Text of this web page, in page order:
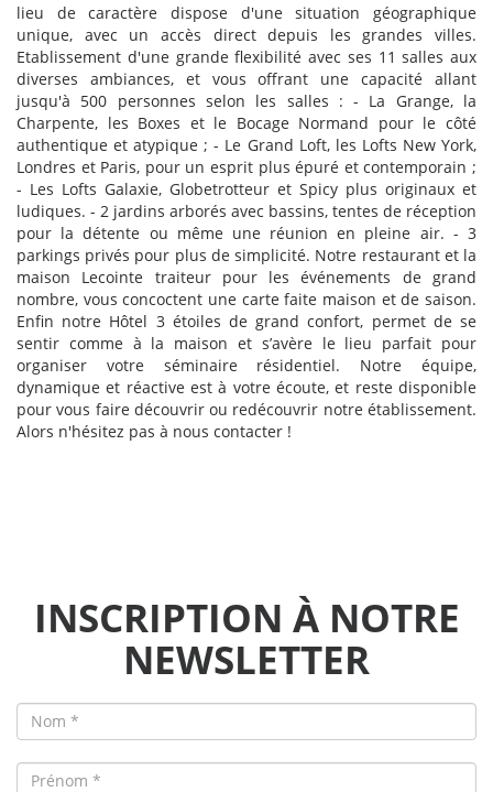
lieu de caractère dispose d'une situation géographique
unique, avec un accès direct depuis les grandes villes.
Etablissement d'une grande flexibilité avec ses 11 salles aux
diverses ambiances, et vous offrant une capacité allant
jusqu'à 500 personnes selon les salles : - La Grange, la
Charpente, les Boxes et le Bocage Normand pour le côté
authentique et atypique ; - Le Grand Loft, les Lofts New York,
Londres et Paris, pour un esprit plus épuré et contemporain ;
- Les Lofts Galaxie, Globetrotteur et Spicy plus originaux et
ludiques. - 2 jardins arborés avec bassins, tentes de réception
pour la détente ou même une réunion en pleine air. - 3
parkings privés pour plus de simplicité. Notre restaurant et la
maison Lecointe traiteur pour les événements de grand
nombre, vous concoctent une carte faite maison et de saison.
Enfin notre Hôtel 3 étoiles de grand confort, permet de se
sentir comme à la maison et s’avère le lieu parfait pour
organiser votre séminaire résidentiel. Notre équipe,
dynamique et réactive est à votre écoute, et reste disponible
pour vous faire découvrir ou redécouvrir notre établissement.
Alors n'hésitez pas à nous contacter !
INSCRIPTION À NOTRE
NEWSLETTER